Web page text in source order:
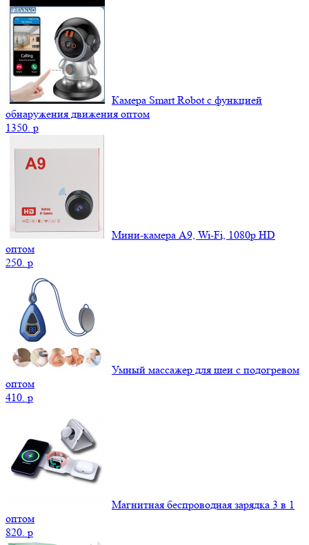
Камера Smart Robot с функцией
обнаружения движения оптом
1350. p
Мини-камера A9, Wi-Fi, 1080p HD
оптом
250. p
Умный массажер для шеи с подогревом
оптом
410. p
Магнитная беспроводная зарядка 3 в 1
оптом
820. p